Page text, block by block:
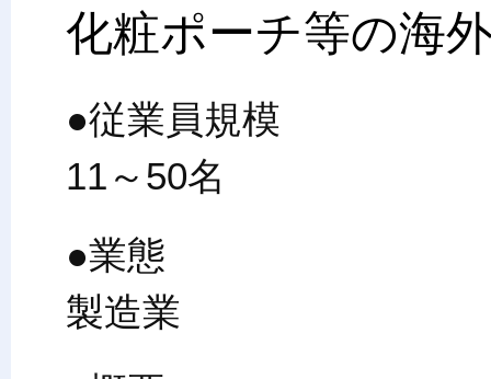
化粧ポーチ等の海
●従業員規模
11～50名
●業態
製造業